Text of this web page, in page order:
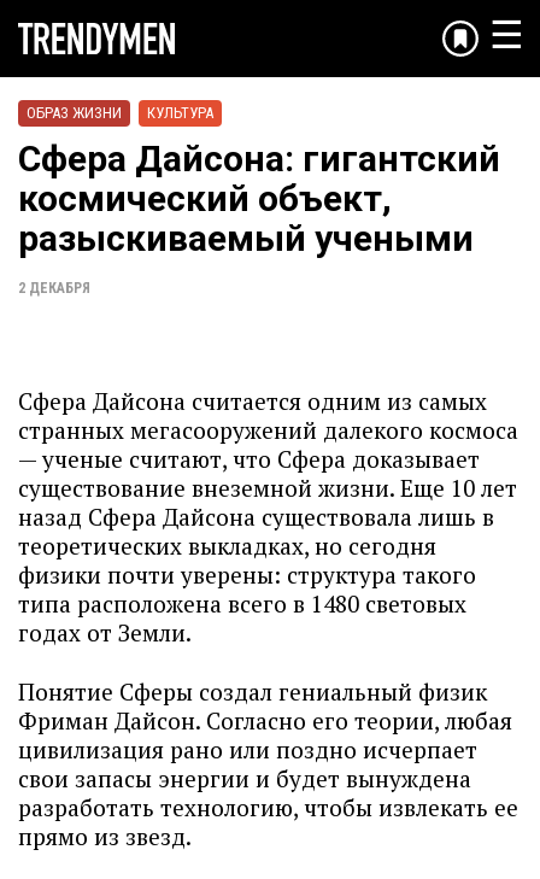
☰
ОБРАЗ ЖИЗНИ КУЛЬТУРА
Сфера Дайсона: гигантский
космический объект,
разыскиваемый учеными
2 ДЕКАБРЯ
Сфера Дайсона считается одним из самых
странных мегасооружений далекого космоса
— ученые считают, что Сфера доказывает
существование внеземной жизни. Еще 10 лет
назад Сфера Дайсона существовала лишь в
теоретических выкладках, но сегодня
физики почти уверены: структура такого
типа расположена всего в 1480 световых
годах от Земли.
Понятие Сферы создал гениальный физик
Фриман Дайсон. Согласно его теории, любая
цивилизация рано или поздно исчерпает
свои запасы энергии и будет вынуждена
разработать технологию, чтобы извлекать ее
прямо из звезд.